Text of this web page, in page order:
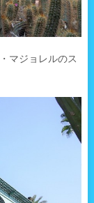
マジョレルのス